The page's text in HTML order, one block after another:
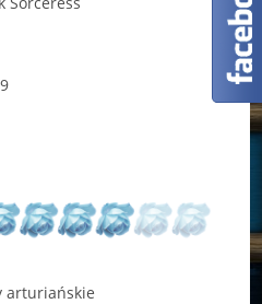
arturiańskie